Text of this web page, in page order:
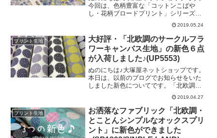
ています。＼ 右がガーゼ、左がブロー
ドです ／ブロードのほうが、やや濃
く、落ち着いたトーンをしています。ま
た、ネイビー系はこちらの２タイプをご
用意いたしました。＼ 左が「ダークネ
イビー」、右が「ネイビーブルー」で
す ／明るく青みのある「ネ
今回は、色柄豊富な「コットンこばや
し・花柄ブロードプリント」シリーズの
新作について、でございます。＼ 上品
な小花柄♡ ／今回は「花柄ブロード」
シリーズの基本をおさえた全５色が入荷
しています。中でも個人的にお気に入り
なのが、こちらの「グレー」です。＼
グレーとピンクの組み合わせが可愛い
♡ ／コーディネート例としまして、
「お洋服づくりのソフトブロード」の
「渋パープル」と一緒に撮影してみまし
た。「ポーチ」などの小物雑貨はもちろ
んのこと、ぜひ「よそいき服」的なシャ
ツブラウス、スカートなどのハンドメイ
ドにご活用くださいませ♡もちろん、ハ
ンドメイドサイトなどでの作品化
2019.05.24
プリント生地
大好評・「北欧調のサークルフラ
ワーキャンバス生地」の新色６点
が入荷しました♪(UP5553)
ぬのにちは♪大塚屋ネットショップです。
本日は、以前のブログでお知らせをいた
しました新色についてです。「北欧調サ
です。プリント生地で一気に６色も新色
が増えるのは、とても珍しいパターンで
す。それでは、順に今回の新色をご案内
いたしましょう♪まずは、こちらの「濃い
青地」でございます。「紺色」よりも少
2019.04.27
プリント生地
お洒落なファブリック「北欧調・
とことんシンプルなオックスプリ
ント」に新色ができました